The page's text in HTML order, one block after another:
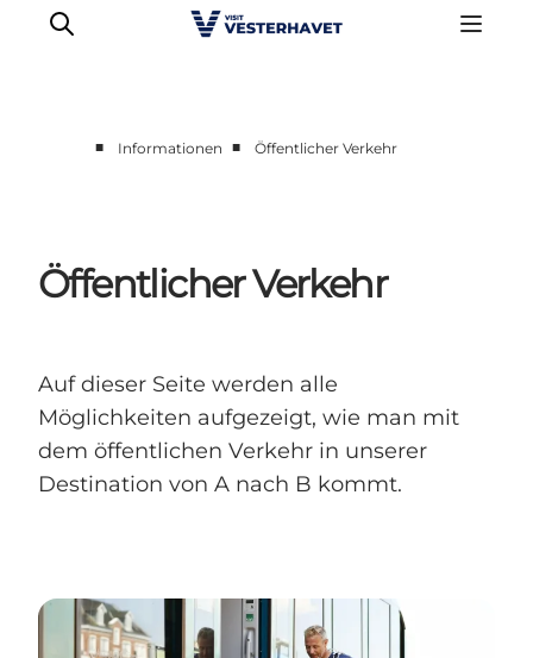
Unsere Städte
Essen & Übernachtung
Plane deine Reise
■ Informationen ■ Öffentlicher Verkehr
Öffentlicher Verkehr
Auf dieser Seite werden alle
Möglichkeiten aufgezeigt, wie man mit
dem öffentlichen Verkehr in unserer
Destination von A nach B kommt.